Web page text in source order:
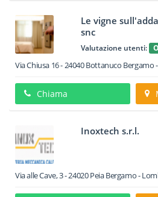
Le vigne
snc
Valutazione utenti:
Via Chiusa 16-24040Bottanuco Bergamo -
Chiama
Inoxtech s.r.l.
Via alle Cave, 3-24020PeiaBergamo -